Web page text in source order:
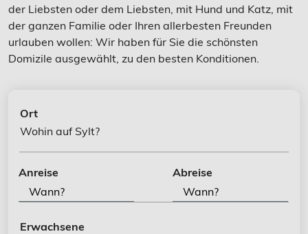
der Liebsten oder dem Liebsten, mit Hund und Katz, mit
der ganzen Familie oder Ihren allerbesten Freunden
urlauben wollen: Wir haben für Sie die schönsten
Domizile ausgewählt, zu den besten Konditionen.
Ort
Wohin auf Sylt?
Anreise Abreise
Erwachsene